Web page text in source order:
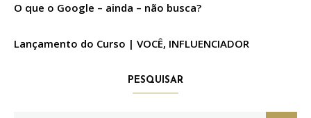
O que o Google – ainda – não busca?
Lançamento do Curso | VOCÊ, INFLUENCIADOR
PESQUISAR